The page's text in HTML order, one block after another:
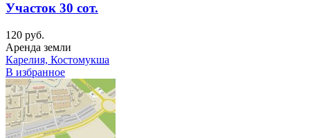
Участок 30 сот.
120 руб.
Аренда земли
Карелия, Костомукша
В избранное